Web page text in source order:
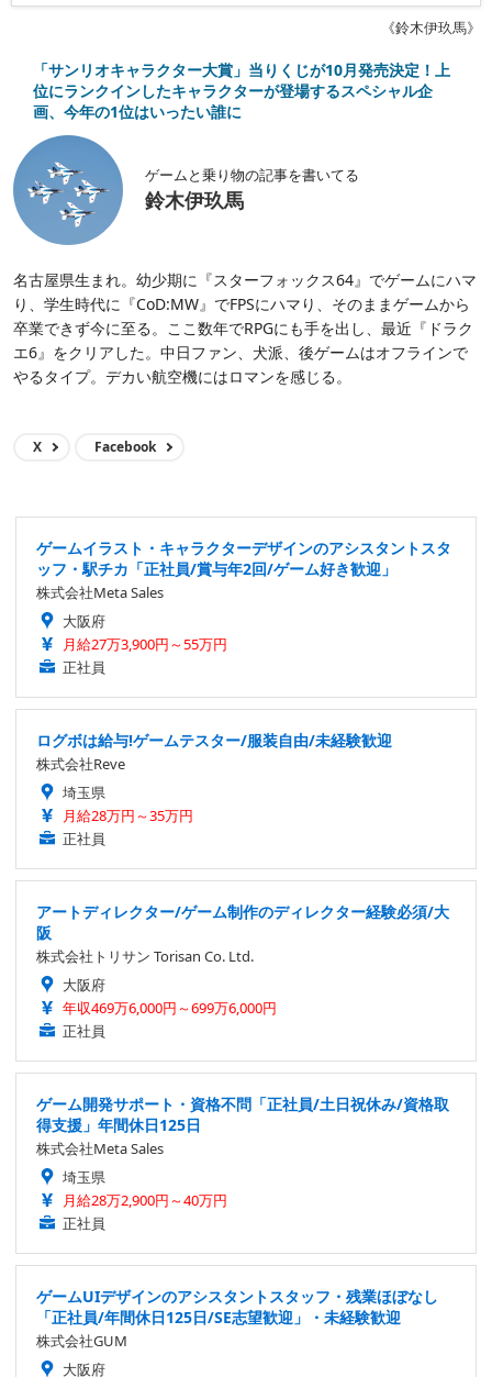
《鈴木伊玖馬》
「サンリオキャラクター大賞」当りくじが10月発売決定！上
位にランクインしたキャラクターが登場するスペシャル企
画、今年の1位はいったい誰に
ゲームと乗り物の記事を書いてる
鈴木伊玖馬
名古屋県生まれ。幼少期に『スターフォックス64』でゲームにハマ
り、学生時代に『CoD:MW』でFPSにハマり、そのままゲームから
卒業できず今に至る。ここ数年でRPGにも手を出し、最近『ドラク
エ6』をクリアした。中日ファン、犬派、後ゲームはオフラインで
やるタイプ。デカい航空機にはロマンを感じる。
X Facebook
ゲームイラスト・キャラクターデザインのアシスタントスタ
ッフ・駅チカ「正社員/賞与年2回/ゲーム好き歓迎」
株式会社Meta Sales
大阪府
月給27万3,900円～55万円
正社員
ログボは給与!ゲームテスター/服装自由/未経験歓迎
株式会社Reve
埼玉県
月給28万円～35万円
正社員
アートディレクター/ゲーム制作のディレクター経験必須/大
阪
株式会社トリサン Torisan Co. Ltd.
大阪府
年収469万6,000円～699万6,000円
正社員
ゲーム開発サポート・資格不問「正社員/土日祝休み/資格取
得支援」年間休日125日
株式会社Meta Sales
埼玉県
月給28万2,900円～40万円
正社員
ゲームUIデザインのアシスタントスタッフ・残業ほぼなし
「正社員/年間休日125日/SE志望歓迎」・未経験歓迎
株式会社GUM
大阪府